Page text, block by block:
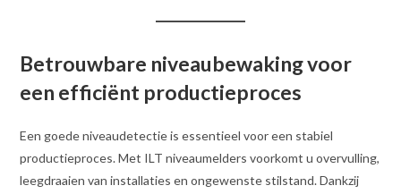
Betrouwbare niveaubewaking voor
een efficiënt productieproces
Een goede niveaudetectie is essentieel voor een stabiel
productieproces. Met ILT niveaumelders voorkomt u overvulling,
leegdraaien van installaties en ongewenste stilstand. Dankzij